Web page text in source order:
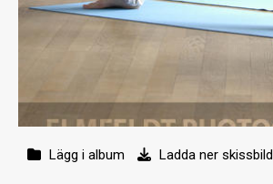
Lägg i album Ladda ner skissbild